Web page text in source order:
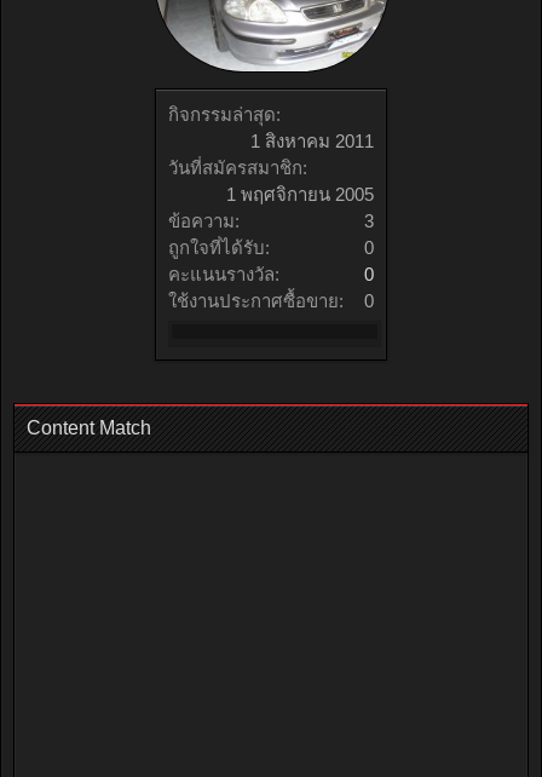
กิจกรรมล่าสุด:
1 สิงหาคม 2011
วันที่สมัครสมาชิก:
1 พฤศจิกายน 2005
ข้อความ:
3
ถูกใจที่ได้รับ:
0
คะแนนรางวัล:
0
ใช้งานประกาศซื้อขาย:
0
Content Match